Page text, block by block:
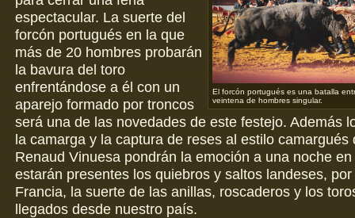
El forcón portugués es una batalla
veintena de hombres singular.
espectacular. La suerte del
forcón portugués en la que
más de 20 hombres probarán
la bavura del toro
enfrentándose a él con un
aparejo formado por troncos
será una de las novedades de este festejo. Además
la camarga y la captura de reses al estilo camargués
Renaud Vinuesa pondrán la emoción a una noche
estarán presentes los quiebros y saltos landeses,
Francia, la suerte de las anillas, roscaderos y los
llegados desde nuestro país.